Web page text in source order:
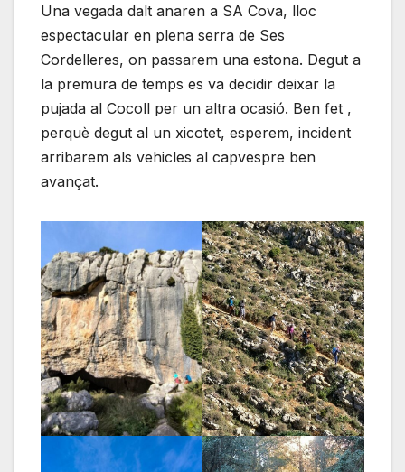
Una vegada dalt anaren a SA Cova, lloc
espectacular en plena serra de Ses
Cordelleres, on passarem una estona. Degut a
la premura de temps es va decidir deixar la
pujada al Cocoll per un altra ocasió. Ben fet ,
perquè degut al un xicotet, esperem, incident
arribarem als vehicles al capvespre ben
avançat.